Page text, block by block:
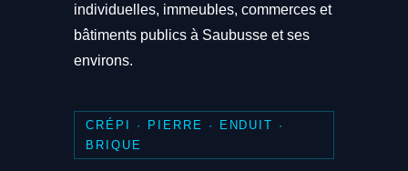
individuelles, immeubles, commerces et
bâtiments publics à Saubusse et ses
environs.
CRÉPI · PIERRE · ENDUIT ·
BRIQUE